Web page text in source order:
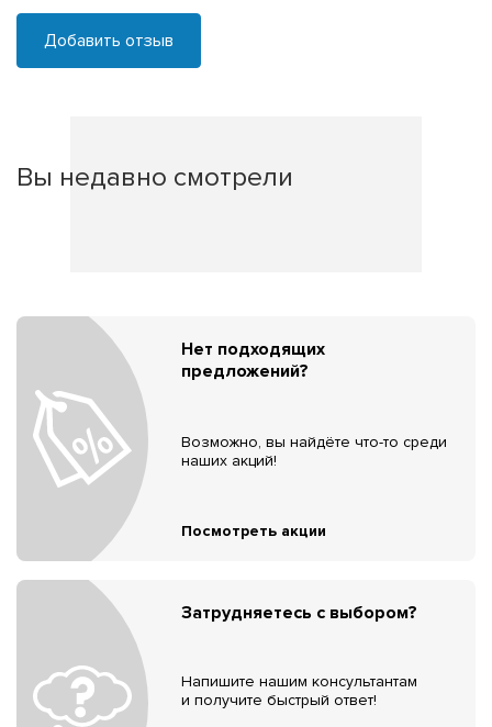
Добавить отзыв
Вы недавно смотрели
Нет подходящих
предложений?
Возможно, вы найдёте что-то среди
наших акций!
Посмотреть акции
Затрудняетесь с выбором?
Напишите нашим консультантам
и получите быстрый ответ!